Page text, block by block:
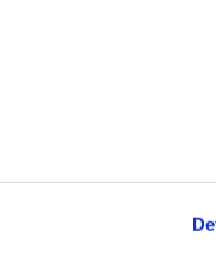
könnte Sie